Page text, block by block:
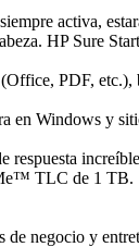
activa,
HP Sure
PDF,
Windows y
respuesta
TLC de 1 TB.
de negocio y